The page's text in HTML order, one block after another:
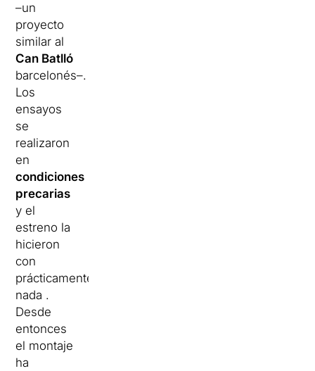
–un
proyecto
similar al
Can Batlló
barcelonés–.
Los
ensayos
se
realizaron
en
condiciones
precarias
y el
estreno la
hicieron
con
prácticamente
nada .
Desde
entonces
el montaje
ha